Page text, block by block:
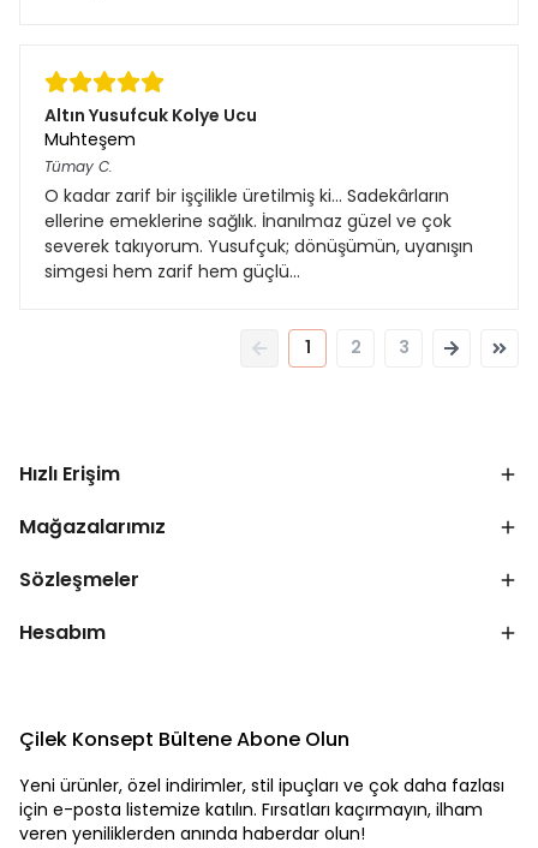
Altın Yusufcuk Kolye Ucu
Muhteşem
Tümay C.
O kadar zarif bir işçilikle üretilmiş ki... Sadekârların
ellerine emeklerine sağlık. İnanılmaz güzel ve çok
severek takıyorum. Yusufçuk; dönüşümün, uyanışın
simgesi hem zarif hem güçlü…
1 2 3
Hızlı Erişim
Mağazalarımız
Sözleşmeler
Hesabım
Çilek Konsept Bültene Abone Olun
Yeni ürünler, özel indirimler, stil ipuçları ve çok daha fazlası
için e-posta listemize katılın. Fırsatları kaçırmayın, ilham
veren yeniliklerden anında haberdar olun!